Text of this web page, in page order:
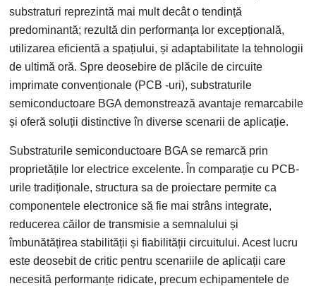
substraturi reprezintă mai mult decât o tendință
predominantă; rezultă din performanța lor excepțională,
utilizarea eficientă a spațiului, și adaptabilitate la tehnologii
de ultimă oră. Spre deosebire de plăcile de circuite
imprimate convenționale (PCB -uri), substraturile
semiconductoare BGA demonstrează avantaje remarcabile
și oferă soluții distinctive în diverse scenarii de aplicație.
Substraturile semiconductoare BGA se remarcă prin
proprietățile lor electrice excelente. În comparație cu PCB-
urile tradiționale, structura sa de proiectare permite ca
componentele electronice să fie mai strâns integrate,
reducerea căilor de transmisie a semnalului și
îmbunătățirea stabilității și fiabilității circuitului. Acest lucru
este deosebit de critic pentru scenariile de aplicații care
necesită performanțe ridicate, precum echipamentele de